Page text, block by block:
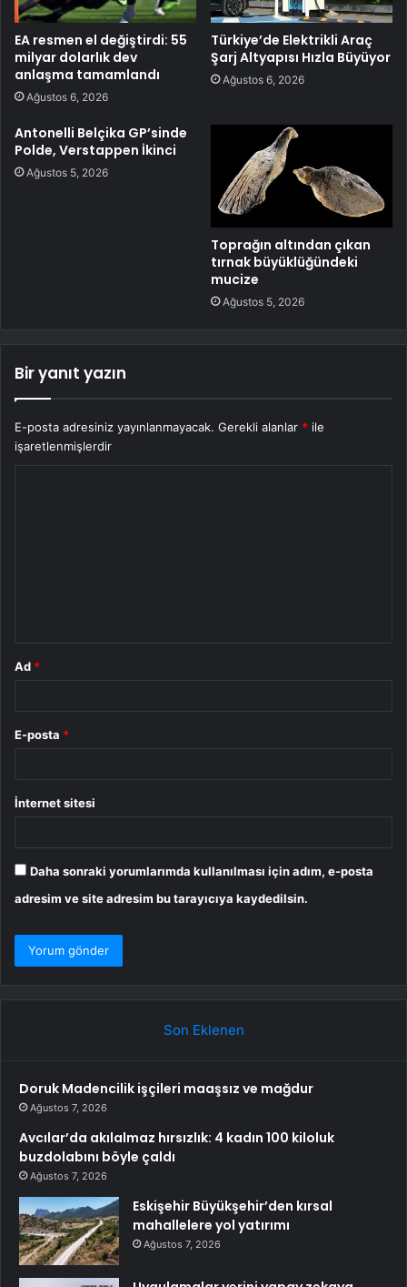
EA resmen el değiştirdi: 55
milyar dolarlık dev
anlaşma tamamlandı
Ağustos 6, 2026
Türkiye’de Elektrikli Araç
Şarj Altyapısı Hızla Büyüyor
Ağustos 6, 2026
Antonelli Belçika GP’sinde
Polde, Verstappen İkinci
Ağustos 5, 2026
Toprağın altından çıkan
tırnak büyüklüğündeki
mucize
Ağustos 5, 2026
Bir yanıt yazın
E-posta adresiniz yayınlanmayacak. Gerekli alanlar * ile
işaretlenmişlerdir
Ad *
E-posta *
İnternet sitesi
Daha sonraki yorumlarımda kullanılması için adım, e-posta
adresim ve site adresim bu tarayıcıya kaydedilsin.
Son Eklenen
Doruk Madencilik işçileri maaşsız ve mağdur
Ağustos 7, 2026
Avcılar’da akılalmaz hırsızlık: 4 kadın 100 kiloluk
buzdolabını böyle çaldı
Ağustos 7, 2026
Eskişehir Büyükşehir’den kırsal
mahallelere yol yatırımı
Ağustos 7, 2026